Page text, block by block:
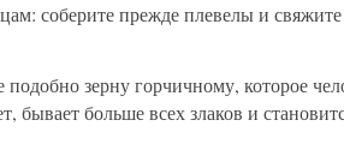
соберите прежде плевелы и
зерну горчичному, которое
бывает больше всех злаков и